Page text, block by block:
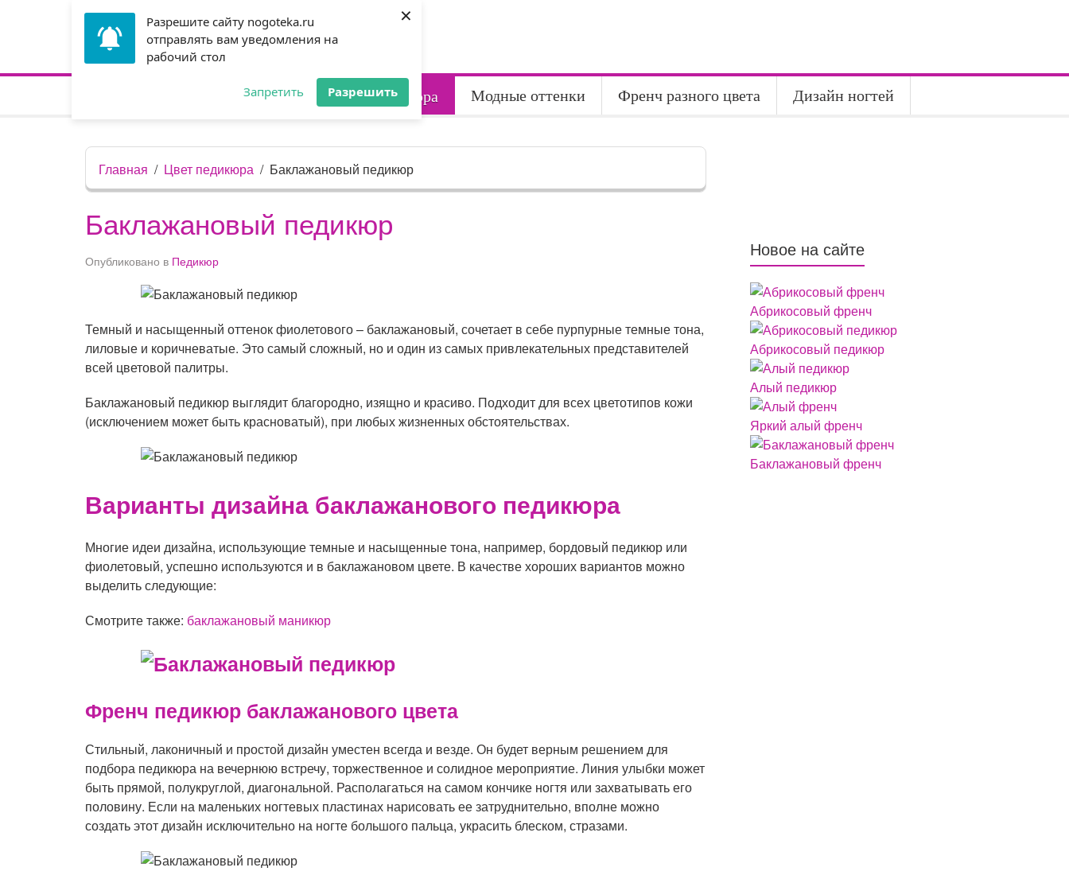
Разрешите сайту nogoteka.ru
отправлять вам уведомления на
рабочий стол
Запретить Разрешить
×
Цвета маникюра Цвет педикюра Модные оттенки Френч разного цвета Дизайн ногтей
Главная Цвет педикюра Баклажановый педикюр
Баклажановый педикюр
Опубликовано в Педикюр
Темный и насыщенный оттенок фиолетового – баклажановый, сочетает в себе пурпурные темные тона,
лиловые и коричневатые. Это самый сложный, но и один из самых привлекательных представителей
всей цветовой палитры.
Баклажановый педикюр выглядит благородно, изящно и красиво. Подходит для всех цветотипов кожи
(исключением может быть красноватый), при любых жизненных обстоятельствах.
Варианты дизайна баклажанового педикюра
Многие идеи дизайна, использующие темные и насыщенные тона, например, бордовый педикюр или
фиолетовый, успешно используются и в баклажановом цвете. В качестве хороших вариантов можно
выделить следующие:
Смотрите также: баклажановый маникюр
Френч педикюр баклажанового цвета
Стильный, лаконичный и простой дизайн уместен всегда и везде. Он будет верным решением для
подбора педикюра на вечернюю встречу, торжественное и солидное мероприятие. Линия улыбки может
быть прямой, полукруглой, диагональной. Располагаться на самом кончике ногтя или захватывать его
половину. Если на маленьких ногтевых пластинах нарисовать ее затруднительно, вполне можно
создать этот дизайн исключительно на ногте большого пальца, украсить блеском, стразами.
Новое на сайте
Абрикосовый френч
Абрикосовый педикюр
Алый педикюр
Яркий алый френч
Баклажановый френч